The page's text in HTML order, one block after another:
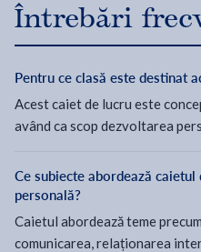
Întrebări
Pentru ce clasă este destinat
Acest caiet de lucru este
având ca scop dezvoltarea
Ce subiecte abordează
personală?
Caietul abordează teme
comunicarea, relaționarea